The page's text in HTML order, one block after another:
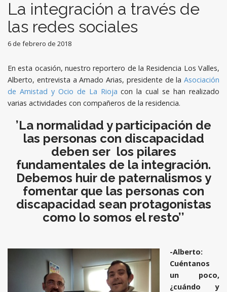
La integración a través de
las redes sociales
6 de febrero de 2018
En esta ocasión, nuestro reportero de la Residencia Los Valles,
Alberto, entrevista a Amado Arias, presidente de la Asociación
de Amistad y Ocio de La Rioja con la cual se han realizado
varias actividades con compañeros de la residencia.
’La normalidad y participación de
las personas con discapacidad
deben ser los pilares
fundamentales de la integración.
Debemos huir de paternalismos y
fomentar que las personas con
discapacidad sean protagonistas
como lo somos el resto’’
-Alberto:
Cuéntanos
un poco,
¿cuándo y